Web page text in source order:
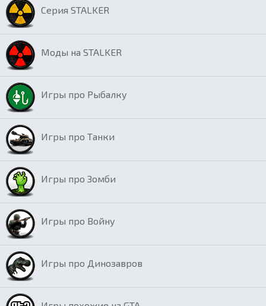
Серия STALKER
Моды на STALKER
Игры про Рыбалку
Игры про Танки
Игры про Зомби
Игры про Войну
Игры про Динозавров